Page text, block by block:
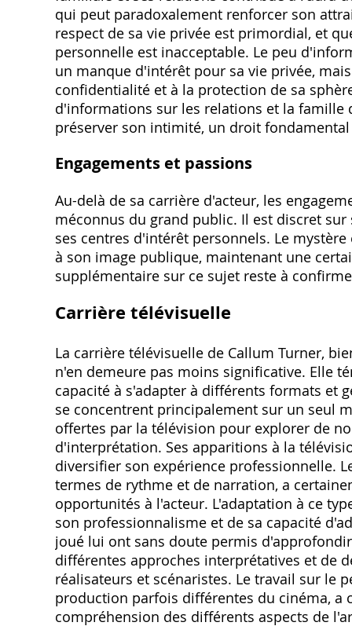
qui peut paradoxalement renforcer son
respect de sa vie privée est primordial, et
personnelle est inacceptable. Le peu
un manque d'intérêt pour sa vie privée,
confidentialité et à la protection de sa
d'informations sur les relations et la famille
préserver son intimité, un droit
Engagements et passions
Au-delà de sa carrière d'acteur, les
méconnus du grand public. Il est discret
ses centres d'intérêt personnels. Le
à son image publique, maintenant une
supplémentaire sur ce sujet reste à
Carrière télévisuelle
La carrière télévisuelle de Callum Turner,
n'en demeure pas moins significative. Elle
capacité à s'adapter à différents formats et
se concentrent principalement sur un seul
offertes par la télévision pour explorer de
d'interprétation. Ses apparitions à la
diversifier son expérience professionnelle.
termes de rythme et de narration, a
opportunités à l'acteur. L'adaptation à ce
son professionnalisme et de sa capacité
joué lui ont sans doute permis
différentes approches interprétatives et de
réalisateurs et scénaristes. Le travail sur le
production parfois différentes du cinéma, a
compréhension des différents aspects de